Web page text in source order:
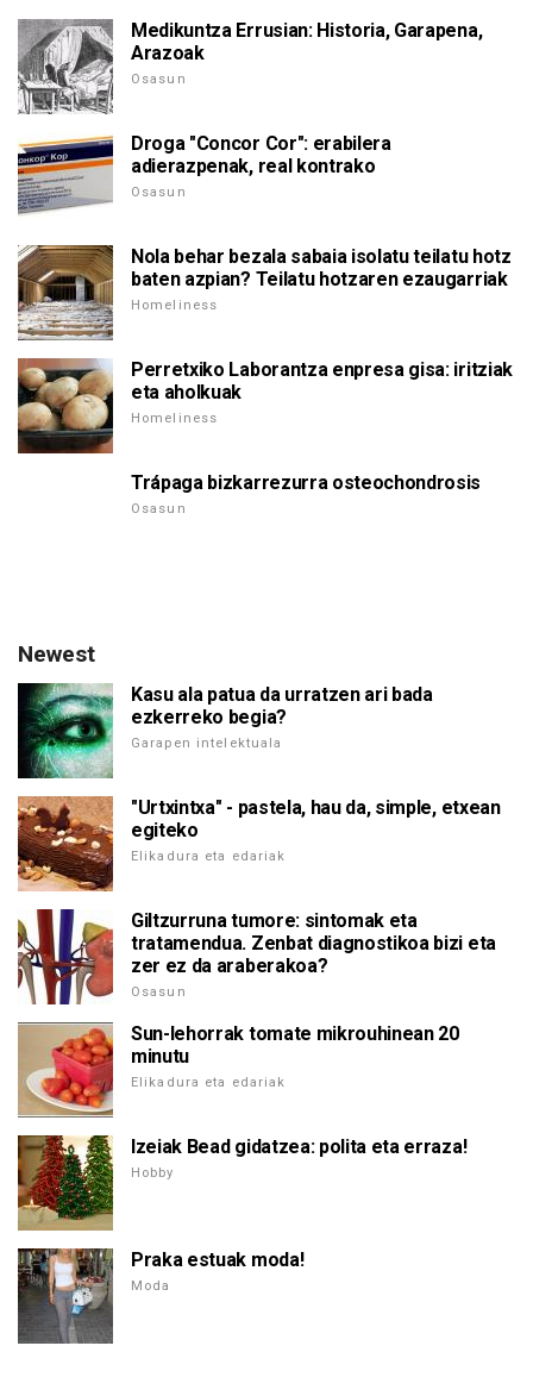
Medikuntza Errusian: Historia, Garapena,
Arazoak
Osasun
Droga "Concor Cor": erabilera
adierazpenak, real kontrako
Osasun
Nola behar bezala sabaia isolatu teilatu hotz
baten azpian? Teilatu hotzaren ezaugarriak
Homeliness
Perretxiko Laborantza enpresa gisa: iritziak
eta aholkuak
Homeliness
Trápaga bizkarrezurra osteochondrosis
Osasun
Newest
Kasu ala patua da urratzen ari bada
ezkerreko begia?
Garapen intelektuala
"Urtxintxa" - pastela, hau da, simple, etxean
egiteko
Elikadura eta edariak
Giltzurruna tumore: sintomak eta
tratamendua. Zenbat diagnostikoa bizi eta
zer ez da araberakoa?
Osasun
Sun-lehorrak tomate mikrouhinean 20
minutu
Elikadura eta edariak
Izeiak Bead gidatzea: polita eta erraza!
Hobby
Praka estuak moda!
Moda